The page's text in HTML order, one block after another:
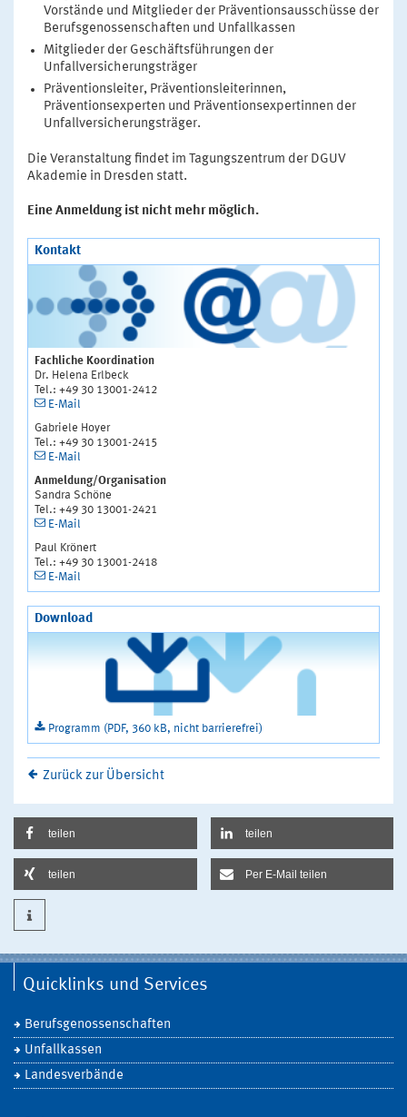
Vorstände und Mitglieder der Präventionsausschüsse der
Berufsgenossenschaften und Unfallkassen
Mitglieder der Geschäftsführungen der
Unfallversicherungsträger
Präventionsleiter, Präventionsleiterinnen,
Präventionsexperten und Präventionsexpertinnen der
Unfallversicherungsträger.
Die Veranstaltung findet im Tagungszentrum der DGUV
Akademie in Dresden statt.
Eine Anmeldung ist nicht mehr möglich.
Kontakt
Fachliche Koordination
Dr. Helena Erlbeck
Tel.: +49 30 13001-2412
E-Mail
Gabriele Hoyer
Tel.: +49 30 13001-2415
E-Mail
Anmeldung/Organisation
Sandra Schöne
Tel.: +49 30 13001-2421
E-Mail
Paul Krönert
Tel.: +49 30 13001-2418
E-Mail
Download
Programm (PDF, 360 kB, nicht barrierefrei)
Zurück zur Übersicht
teilen teilen
teilen Per E-Mail teilen
Quicklinks und Services
Berufsgenossenschaften
Unfallkassen
Landesverbände